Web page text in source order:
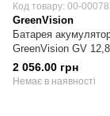
Код товару: 00-
GreenVision
Батарея
GreenVision GV
LiFePO4 154Wh
2 056.00 грн
Немає в наявності